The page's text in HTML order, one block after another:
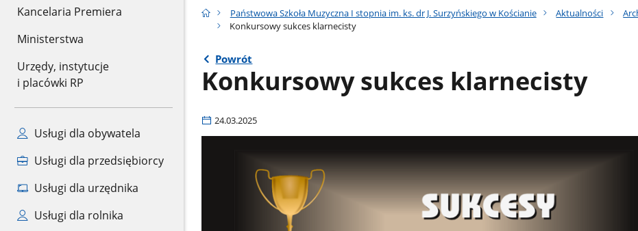
Kancelaria Premiera
Ministerstwa
Urzędy, instytucje
i placówki RP
Usługi dla obywatela
Usługi dla przedsiębiorcy
Usługi dla urzędnika
Usługi dla rolnika
Państwowa Szkoła Muzyczna I stopnia im. ks. dr J. Surzyńskiego w Kościanie Aktualności
Konkursowy sukces klarnecisty
Powrót
Konkursowy sukces klarnecisty
24.03.2025